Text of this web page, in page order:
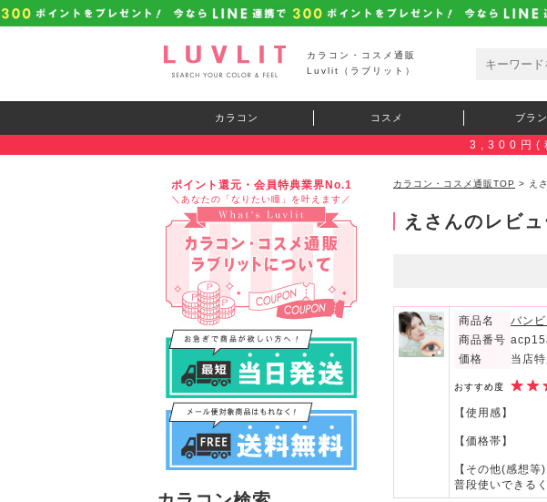
カラコン・コスメ通販
Luvlit（ラブリット）
カラコン コスメ ブラ
3,300円(
ポイント還元・会員特典業界No.1
＼あなたの「なりたい瞳」を叶えます／
カラコン・コスメ通販TOP > え
えさんのレビュ
商品名
バン
商品番号
価格
当店
おすすめ度
【使用感】
【価格帯】
【その他(感想等)
普段使いできる